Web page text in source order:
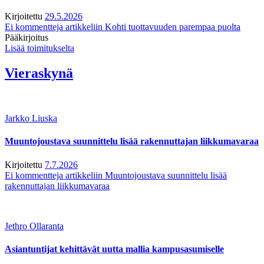
Kirjoitettu 29.5.2026
Ei kommentteja artikkeliin Kohti tuottavuuden parempaa puolta
Pääkirjoitus
Lisää toimitukselta
Vieraskynä
Jarkko Liuska
Muuntojoustava suunnittelu lisää rakennuttajan liikkumavaraa
Kirjoitettu 7.7.2026
Ei kommentteja artikkeliin Muuntojoustava suunnittelu lisää
rakennuttajan liikkumavaraa
Jethro Ollaranta
Asiantuntijat kehittävät uutta mallia kampusasumiselle